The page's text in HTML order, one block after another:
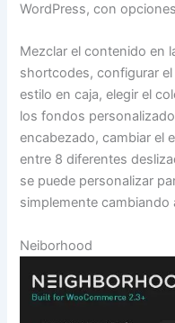
WordPress, con
Mezclar el contenido en
shortcodes, configurar
estilo en caja, elegir el
los fondos
encabezado, cambiar el
entre 8 diferentes
se puede personalizar
simplemente cambiando
Neiborhood